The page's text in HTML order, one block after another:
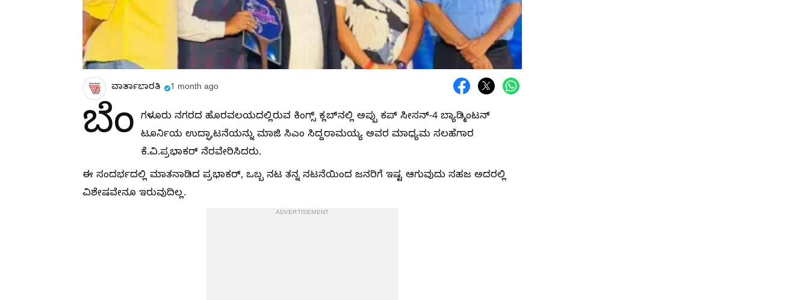
ವಾರ್ತಾಭಾರತಿ 1 month ago
ಬೆಂ ಗಳೂರು ನಗರದ ಹೊರವಲಯದಲ್ಲಿರುವ ಕಿಂಗ್ಸ್ ಕ್ಲಬ್‍ನಲ್ಲಿ ಅಪ್ಪು ಕಪ್ ಸೀಸನ್-4 ಬ್ಯಾಡ್ಮಿಂಟನ್
ಟೂರ್ನಿಯ ಉದ್ಘಾಟನೆಯನ್ನು ಮಾಜಿ ಸಿಎಂ ಸಿದ್ದರಾಮಯ್ಯ ಅವರ ಮಾಧ್ಯಮ ಸಲಹೆಗಾರ
ಕೆ.ವಿ.ಪ್ರಭಾಕರ್ ನೆರವೇರಿಸಿದರು.
ಈ ಸಂದರ್ಭದಲ್ಲಿ ಮಾತನಾಡಿದ ಪ್ರಭಾಕರ್, ಒಬ್ಬ ನಟ ತನ್ನ ನಟನೆಯಿಂದ ಜನರಿಗೆ ಇಷ್ಟ ಆಗುವುದು ಸಹಜ ಅದರಲ್ಲಿ
ವಿಶೇಷವೇನೂ ಇರುವುದಿಲ್ಲ.
ADVERTISEMENT